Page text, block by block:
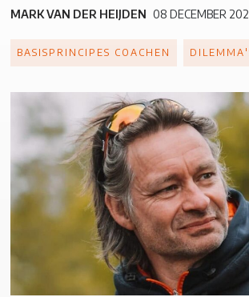
BASISPRINCIPES COACHEN
08 DECEMBER
MARK VAN DER HEIJDEN